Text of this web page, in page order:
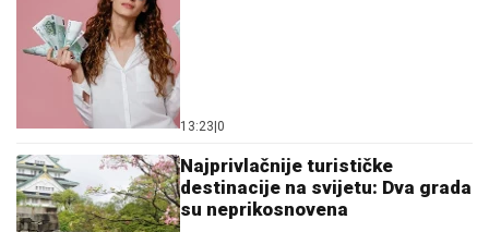
13:23|0
Najprivlačnije turističke
destinacije na svijetu: Dva grada
su neprikosnovena